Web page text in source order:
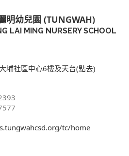
明幼兒園 (TUNGWAH)
LAI MING NURSERY SCHOOL
埔社區中心6樓及天台(點去)
tc/home